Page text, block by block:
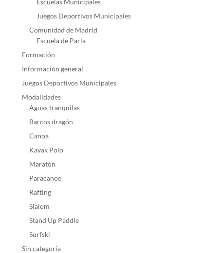
Juegos Deportivos Municipales
Comunidad de Madrid
Escuela de Parla
Formación
Información general
Juegos Deportivos Municipales
Modalidades
Aguas tranquilas
Barcos dragón
Canoa
Kayak Polo
Maratón
Paracanoe
Rafting
Slalom
Stand Up Paddle
Surfski
Sin categoría